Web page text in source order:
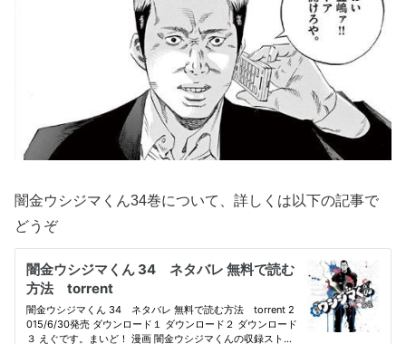
闇金ウシジマくん34巻について、詳しくは以下の記事で
どうぞ